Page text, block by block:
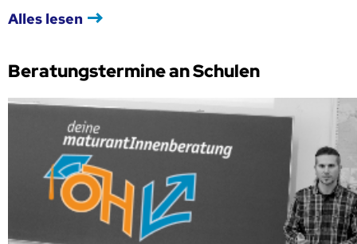
Alles lesen
Beratungstermine an Schulen